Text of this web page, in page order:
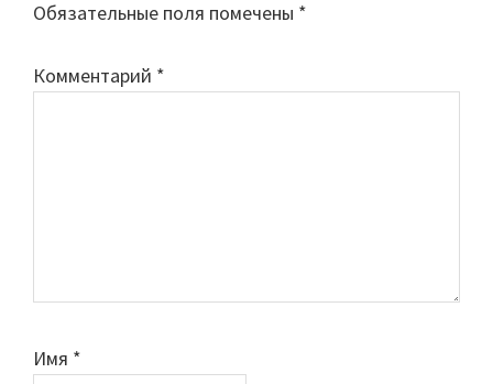
Обязательные поля помечены *
Комментарий *
Имя *